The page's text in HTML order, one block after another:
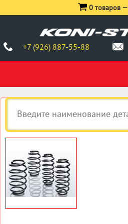
+7 (926) 887-55-88
0 товаров —